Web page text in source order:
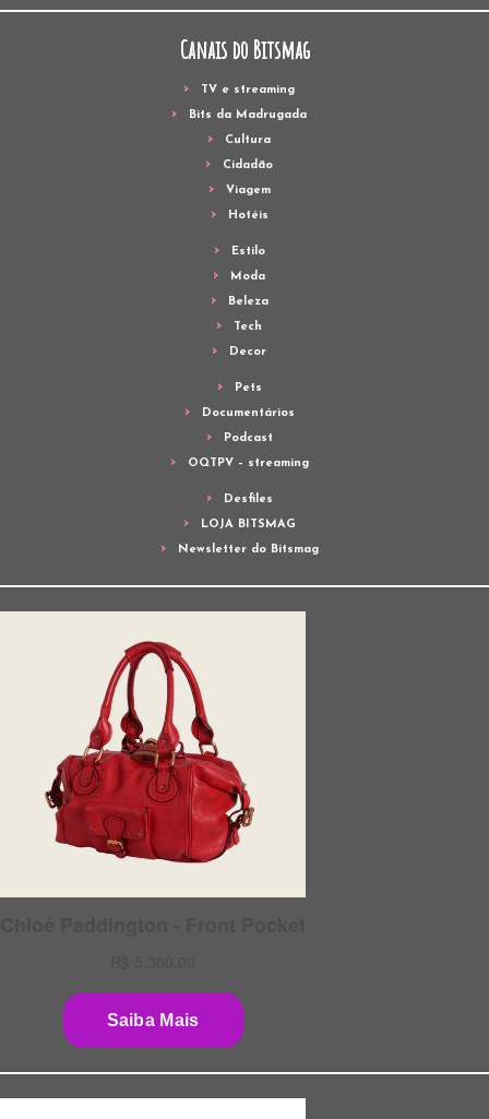
Canais do Bitsmag
TV e streaming
Bits da Madrugada
Cultura
Cidadão
Viagem
Hotéis
Estilo
Moda
Beleza
Tech
Decor
Pets
Documentários
Podcast
OQTPV – streaming
Desfiles
LOJA BITSMAG
Newsletter do Bitsmag